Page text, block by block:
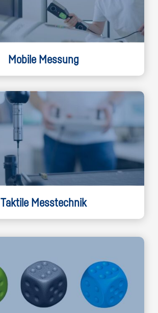
Mobile Messung
Taktile Messtechnik